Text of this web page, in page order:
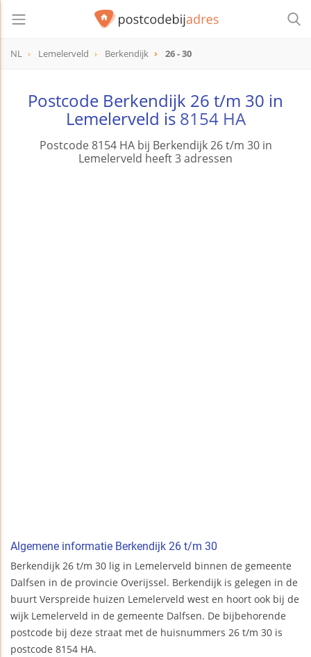
NL Lemelerveld Berkendijk 26 - 30
Postcode Berkendijk 26 t/m 30 in
Lemelerveld is 8154 HA
Postcode 8154 HA bij Berkendijk 26 t/m 30 in
Lemelerveld heeft 3 adressen
Algemene informatie Berkendijk 26 t/m 30
Berkendijk 26 t/m 30 lig in Lemelerveld binnen de gemeente
Dalfsen in de provincie Overijssel. Berkendijk is gelegen in de
buurt Verspreide huizen Lemelerveld west en hoort ook bij de
wijk Lemelerveld in de gemeente Dalfsen. De bijbehorende
postcode bij deze straat met de huisnummers 26 t/m 30 is
postcode 8154 HA.